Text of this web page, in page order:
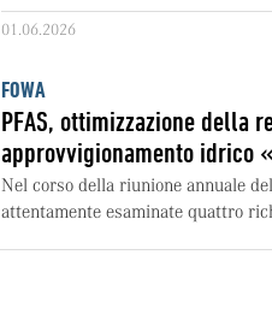
01.06.2026
FOWA
PFAS, ottimizzazione della
approvvigionamento idrico
Nel corso della riunione annuale
attentamente esaminate quattro